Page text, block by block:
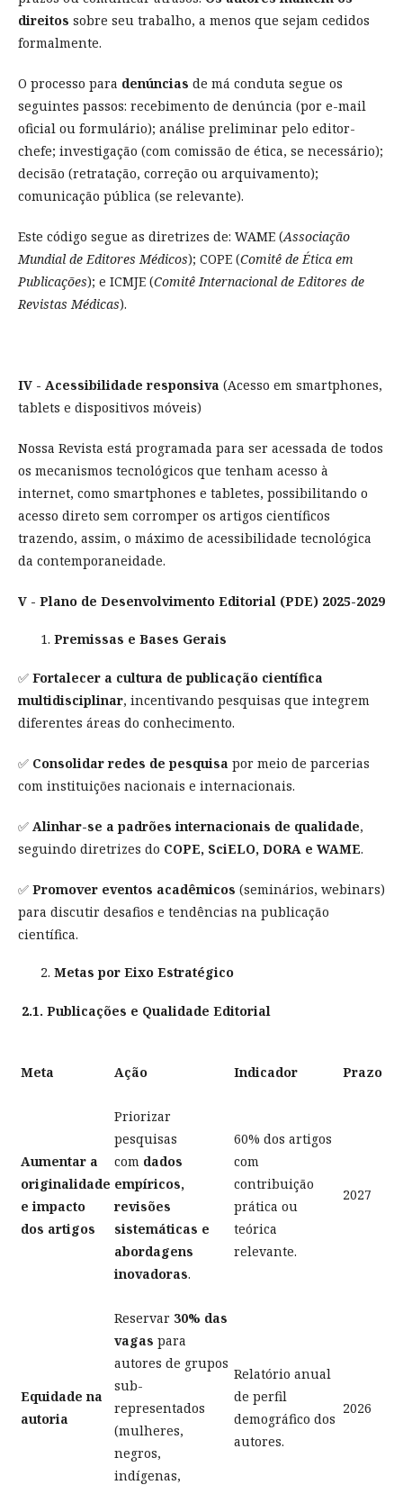
direitos sobre seu trabalho, a menos que sejam cedidos
formalmente.
O processo para denúncias de má conduta segue os
seguintes passos: recebimento de denúncia (por e-mail
oficial ou formulário); análise preliminar pelo editor-
chefe; investigação (com comissão de ética, se necessário);
decisão (retratação, correção ou arquivamento);
comunicação pública (se relevante).
Este código segue as diretrizes de: WAME (Associação
Mundial de Editores Médicos); COPE (Comitê de Ética em
Publicações); e ICMJE (Comitê Internacional de Editores de
Revistas Médicas).
IV - Acessibilidade responsiva (Acesso em smartphones,
tablets e dispositivos móveis)
Nossa Revista está programada para ser acessada de todos
os mecanismos tecnológicos que tenham acesso à
internet, como smartphones e tabletes, possibilitando o
acesso direto sem corromper os artigos científicos
trazendo, assim, o máximo de acessibilidade tecnológica
da contemporaneidade.
V - Plano de Desenvolvimento Editorial (PDE) 2025-2029
Premissas e Bases Gerais
✅ Fortalecer a cultura de publicação científica
multidisciplinar, incentivando pesquisas que integrem
diferentes áreas do conhecimento.
✅ Consolidar redes de pesquisa por meio de parcerias
com instituições nacionais e internacionais.
✅ Alinhar-se a padrões internacionais de qualidade,
seguindo diretrizes do COPE, SciELO, DORA e WAME.
✅ Promover eventos acadêmicos (seminários, webinars)
para discutir desafios e tendências na publicação
científica.
Metas por Eixo Estratégico
2.1. Publicações e Qualidade Editorial
Meta Ação Indicador Prazo
Aumentar a
originalidade
e impacto
dos artigos
Priorizar
pesquisas
com dados
empíricos,
revisões
sistemáticas e
abordagens
inovadoras.
60% dos artigos
com
contribuição
prática ou
teórica
relevante.
2027
Equidade na
autoria
Reservar 30% das
vagas para
autores de grupos
sub-
representados
(mulheres,
negros,
indígenas,
Relatório anual
de perfil
demográfico dos
autores.
2026